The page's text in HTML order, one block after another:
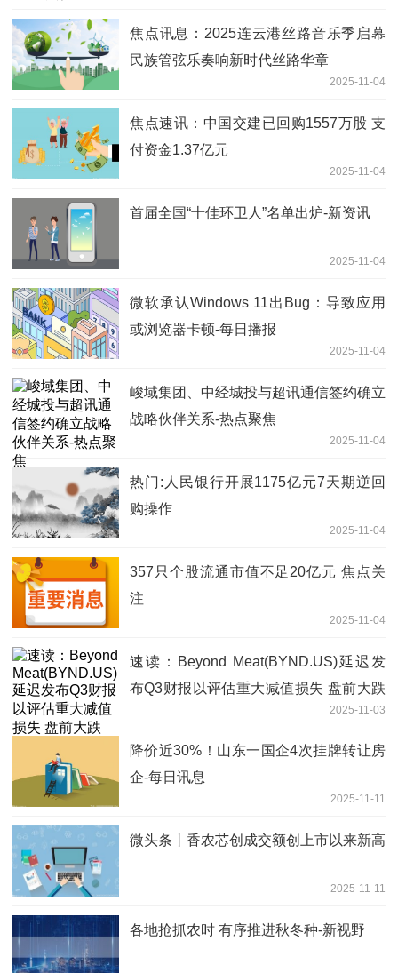
焦点讯息：2025连云港丝路音乐季启幕
民族管弦乐奏响新时代丝路华章
2025-11-04
焦点速讯：中国交建已回购1557万股 支
付资金1.37亿元
2025-11-04
首届全国“十佳环卫人”名单出炉-新资讯
2025-11-04
微软承认Windows 11出Bug：导致应用
或浏览器卡顿-每日播报
2025-11-04
峻域集团、中经城投与超讯通信签约确立
战略伙伴关系-热点聚焦
2025-11-04
热门:人民银行开展1175亿元7天期逆回
购操作
2025-11-04
357只个股流通市值不足20亿元 焦点关
注
2025-11-04
速读：Beyond Meat(BYND.US)延迟发
布Q3财报以评估重大减值损失 盘前大跌
2025-11-03
降价近30%！山东一国企4次挂牌转让房
企-每日讯息
2025-11-11
微头条丨香农芯创成交额创上市以来新高
2025-11-11
各地抢抓农时 有序推进秋冬种-新视野